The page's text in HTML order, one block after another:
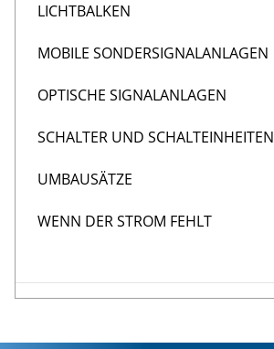
LICHTBALKEN
MOBILE SONDERSIGNALANLAGEN
OPTISCHE SIGNALANLAGEN
SCHALTER UND SCHALTEINHEITEN
UMBAUSÄTZE
WENN DER STROM FEHLT